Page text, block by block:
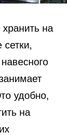
на
удобно,
на